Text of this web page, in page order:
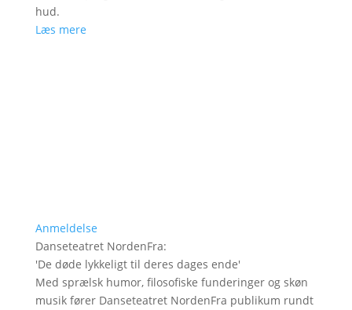
hud.
Læs mere
Anmeldelse
Danseteatret NordenFra:
'De døde lykkeligt til deres dages ende'
Med sprælsk humor, filosofiske funderinger og skøn
musik fører Danseteatret NordenFra publikum rundt